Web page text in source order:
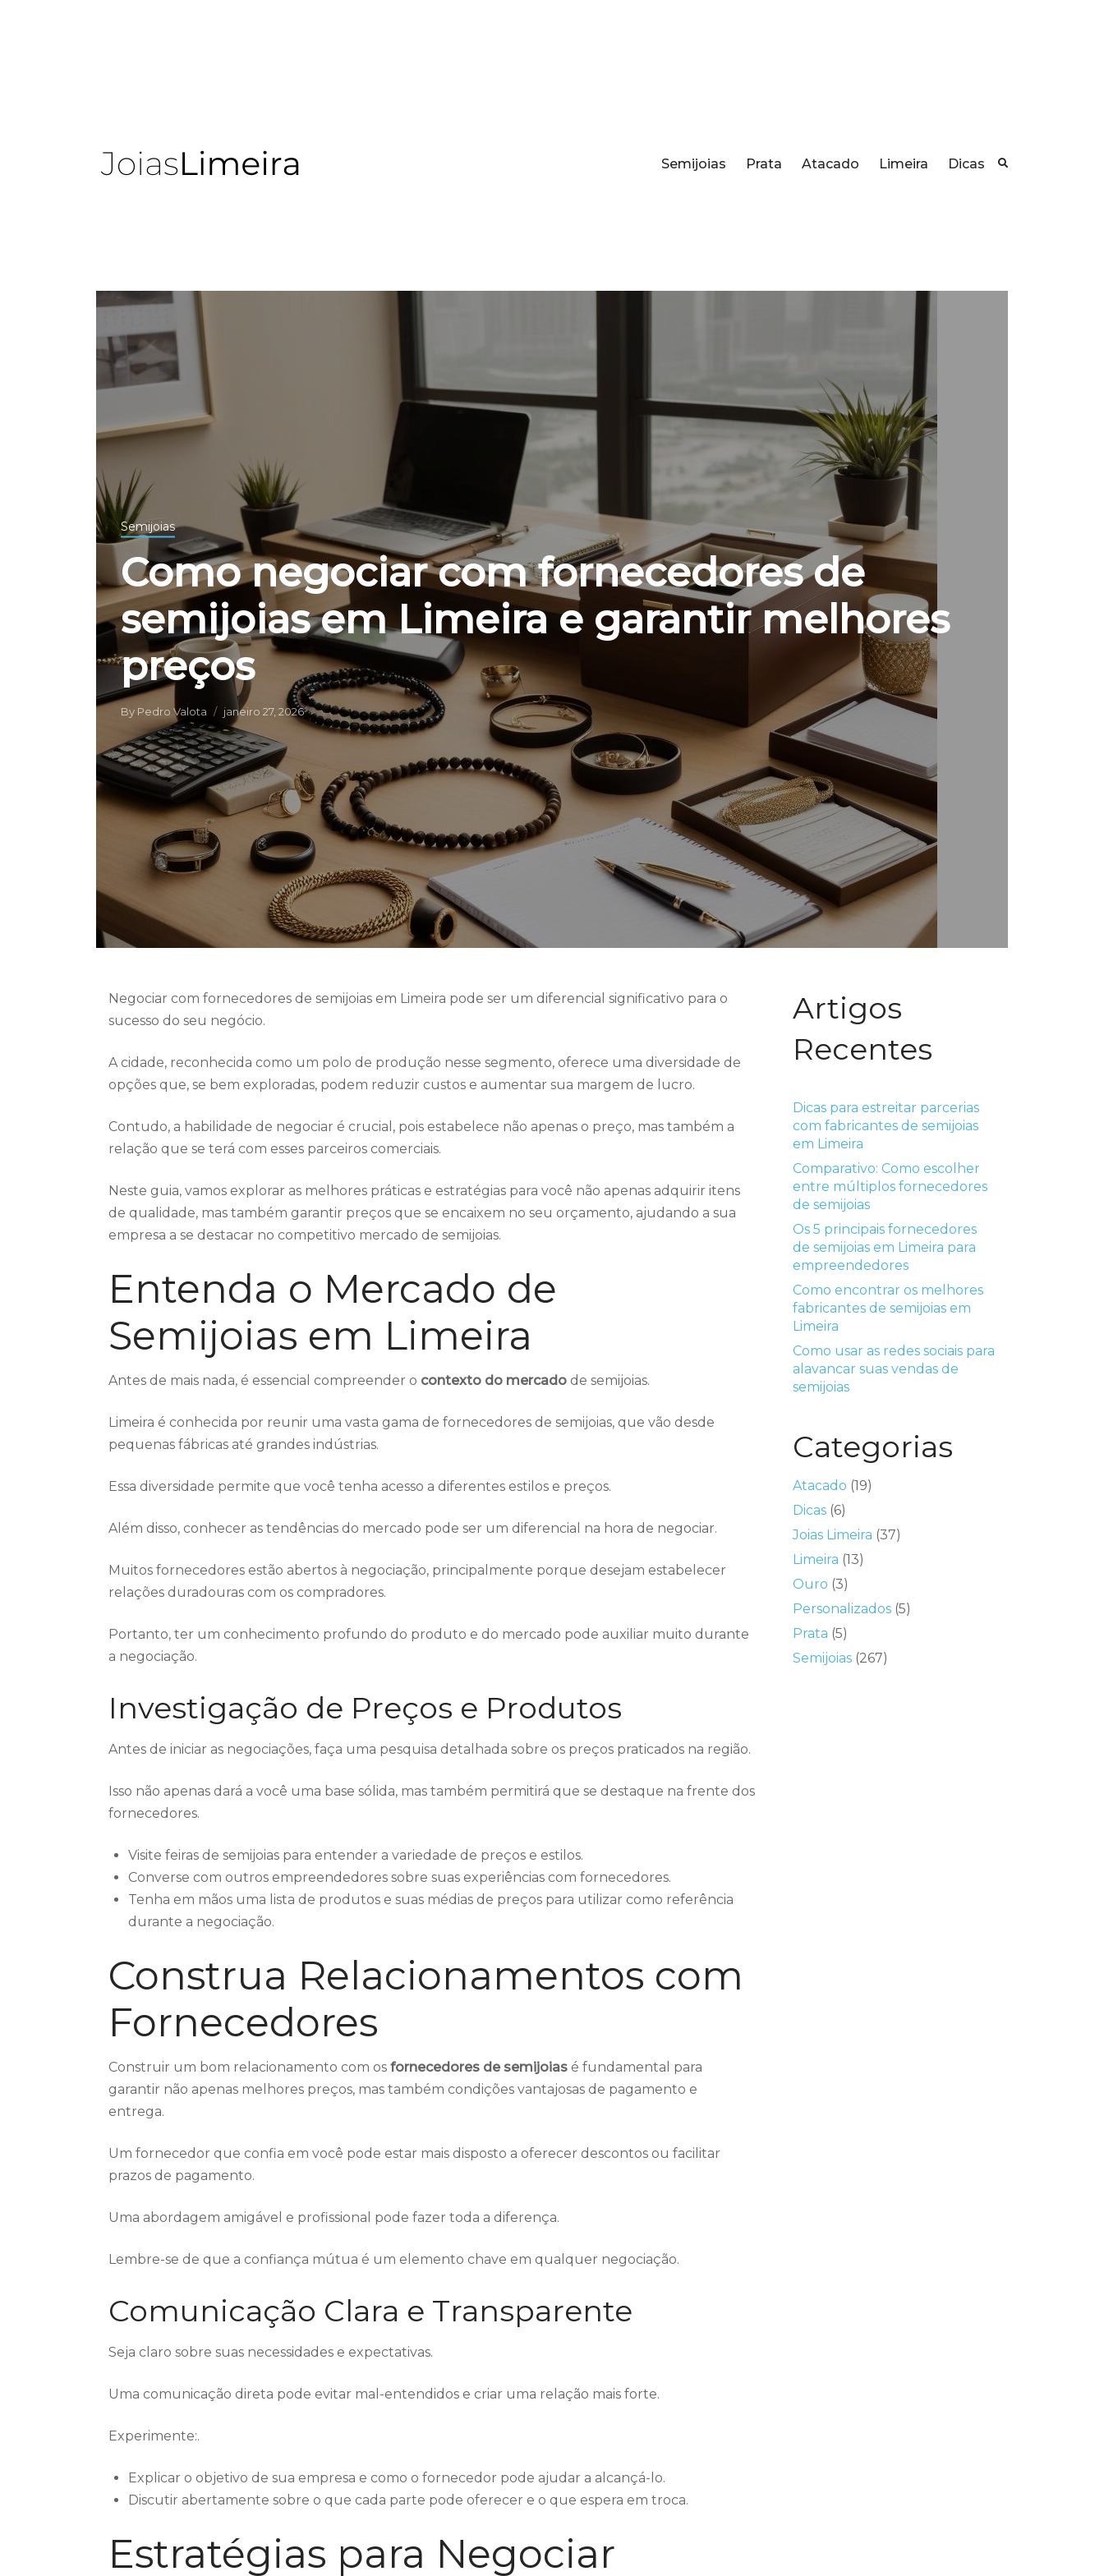
Semijoias Prata Atacado Limeira Dicas
Semijoias
Como negociar com fornecedores de
semijoias em Limeira e garantir melhores
preços
By Pedro Valota janeiro 27, 2026
Negociar com fornecedores de semijoias em Limeira pode ser um diferencial significativo para o
sucesso do seu negócio.
A cidade, reconhecida como um polo de produção nesse segmento, oferece uma diversidade de
opções que, se bem exploradas, podem reduzir custos e aumentar sua margem de lucro.
Contudo, a habilidade de negociar é crucial, pois estabelece não apenas o preço, mas também a
relação que se terá com esses parceiros comerciais.
Neste guia, vamos explorar as melhores práticas e estratégias para você não apenas adquirir itens
de qualidade, mas também garantir preços que se encaixem no seu orçamento, ajudando a sua
empresa a se destacar no competitivo mercado de semijoias.
Entenda o Mercado de
Semijoias em Limeira
Antes de mais nada, é essencial compreender o contexto do mercado de semijoias.
Limeira é conhecida por reunir uma vasta gama de fornecedores de semijoias, que vão desde
pequenas fábricas até grandes indústrias.
Essa diversidade permite que você tenha acesso a diferentes estilos e preços.
Além disso, conhecer as tendências do mercado pode ser um diferencial na hora de negociar.
Muitos fornecedores estão abertos à negociação, principalmente porque desejam estabelecer
relações duradouras com os compradores.
Portanto, ter um conhecimento profundo do produto e do mercado pode auxiliar muito durante
a negociação.
Investigação de Preços e Produtos
Antes de iniciar as negociações, faça uma pesquisa detalhada sobre os preços praticados na região.
Isso não apenas dará a você uma base sólida, mas também permitirá que se destaque na frente dos
fornecedores.
Visite feiras de semijoias para entender a variedade de preços e estilos.
Converse com outros empreendedores sobre suas experiências com fornecedores.
Tenha em mãos uma lista de produtos e suas médias de preços para utilizar como referência
durante a negociação.
Construa Relacionamentos com
Fornecedores
Construir um bom relacionamento com os fornecedores de semijoias é fundamental para
garantir não apenas melhores preços, mas também condições vantajosas de pagamento e
entrega.
Um fornecedor que confia em você pode estar mais disposto a oferecer descontos ou facilitar
prazos de pagamento.
Uma abordagem amigável e profissional pode fazer toda a diferença.
Lembre-se de que a confiança mútua é um elemento chave em qualquer negociação.
Comunicação Clara e Transparente
Seja claro sobre suas necessidades e expectativas.
Uma comunicação direta pode evitar mal-entendidos e criar uma relação mais forte.
Experimente:.
Explicar o objetivo de sua empresa e como o fornecedor pode ajudar a alcançá-lo.
Discutir abertamente sobre o que cada parte pode oferecer e o que espera em troca.
Estratégias para Negociar
Artigos
Recentes
Dicas para estreitar parcerias
com fabricantes de semijoias
em Limeira
Comparativo: Como escolher
entre múltiplos fornecedores
de semijoias
Os 5 principais fornecedores
de semijoias em Limeira para
empreendedores
Como encontrar os melhores
fabricantes de semijoias em
Limeira
Como usar as redes sociais para
alavancar suas vendas de
semijoias
Categorias
Atacado (19)
Dicas(6)
Joias Limeira (37)
Limeira (13)
Ouro (3)
Personalizados(5)
Prata (5)
Semijoias(267)